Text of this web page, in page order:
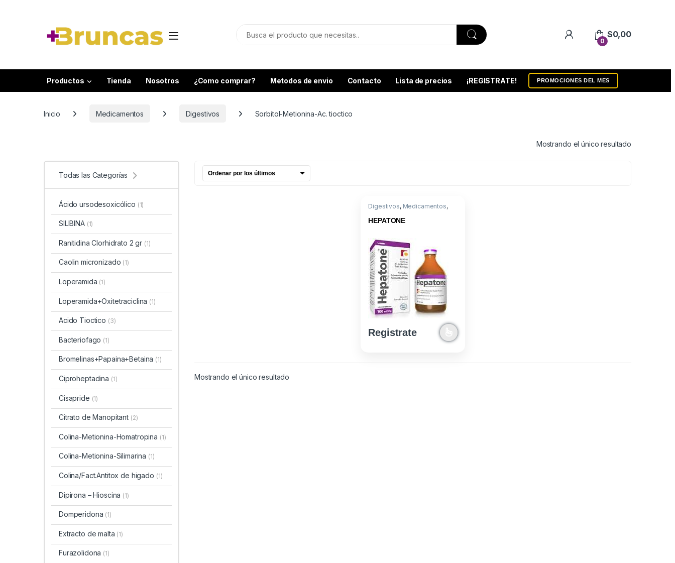
0
$0,00
Productos Tienda Nosotros ¿Como comprar? Metodos de envio Contacto Lista de precios ¡REGISTRATE! PROMOCIONES DEL MES
Inicio Medicamentos Digestivos Sorbitol-Metionina-Ac. tioctico
Mostrando el único resultado
Digestivos, Medicamentos,
Sorbitol-Metionina-Ac. tioctico
HEPATONE
Registrate
Mostrando el único resultado
Todas las Categorías
Ácido ursodesoxicólico (1)
SILIBINA (1)
Ranitidina Clorhidrato 2 gr (1)
Caolin micronizado (1)
Loperamida (1)
Loperamida+Oxitetraciclina (1)
Acido Tioctico (3)
Bacteriofago (1)
Bromelinas+Papaina+Betaina (1)
Ciproheptadina (1)
Cisapride (1)
Citrato de Manopitant (2)
Colina-Metionina-Homatropina (1)
Colina-Metionina-Silimarina (1)
Colina/Fact.Antitox de higado (1)
Dipirona – Hioscina (1)
Domperidona (1)
Extracto de malta (1)
Furazolidona (1)